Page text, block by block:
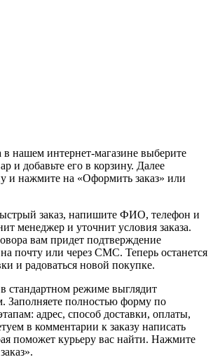
в нашем интернет-магазине выберите
и добавьте его в корзину. Далее
и нажмите на «Оформить заказ» или
заказ, напишите ФИО, телефон и
менеджер и уточнит условия заказа.
вам придет подтверждение
почту или через СМС. Теперь останется
и радоваться новой покупке.
стандартном режиме выглядит
Заполняете полностью форму по
адрес, способ доставки, оплаты,
в комментарии к заказу написать
поможет курьеру вас найти. Нажмите